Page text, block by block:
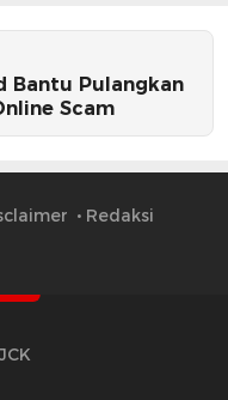
Bantu Pulangkan
Scam
Redaksi